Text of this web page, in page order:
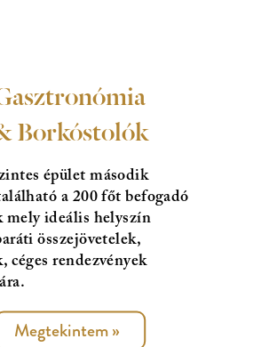
Borkóstolók
épület második
a 200 főt befogadó
mely ideális helyszín
összejövetelek,
céges rendezvények
Megtekintem»